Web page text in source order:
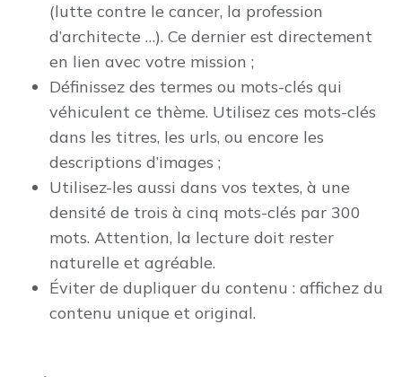
(lutte contre le cancer, la profession
d’architecte …). Ce dernier est directement
en lien avec votre mission ;
Définissez des termes ou mots-clés qui
véhiculent ce thème. Utilisez ces mots-clés
dans les titres, les urls, ou encore les
descriptions d’images ;
Utilisez-les aussi dans vos textes, à une
densité de trois à cinq mots-clés par 300
mots. Attention, la lecture doit rester
naturelle et agréable.
Éviter de dupliquer du contenu : affichez du
contenu unique et original.